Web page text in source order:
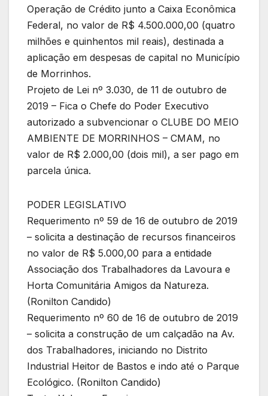
Operação de Crédito junto a Caixa Econômica
Federal, no valor de R$ 4.500.000,00 (quatro
milhões e quinhentos mil reais), destinada a
aplicação em despesas de capital no Município
de Morrinhos.
Projeto de Lei nº 3.030, de 11 de outubro de
2019 – Fica o Chefe do Poder Executivo
autorizado a subvencionar o CLUBE DO MEIO
AMBIENTE DE MORRINHOS – CMAM, no
valor de R$ 2.000,00 (dois mil), a ser pago em
parcela única.
PODER LEGISLATIVO
Requerimento nº 59 de 16 de outubro de 2019
– solicita a destinação de recursos financeiros
no valor de R$ 5.000,00 para a entidade
Associação dos Trabalhadores da Lavoura e
Horta Comunitária Amigos da Natureza.
(Ronilton Candido)
Requerimento nº 60 de 16 de outubro de 2019
– solicita a construção de um calçadão na Av.
dos Trabalhadores, iniciando no Distrito
Industrial Heitor de Bastos e indo até o Parque
Ecológico. (Ronilton Candido)